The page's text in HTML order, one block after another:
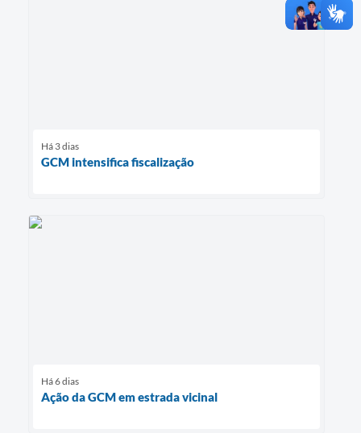
Há 3 dias
GCM intensifica fiscalização
Há 6 dias
Ação da GCM em estrada vicinal